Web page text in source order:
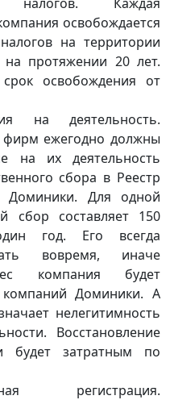
освобождается
на территории
протяжении 20 лет.
освобождения от
на деятельность.
ежегодно должны
на их деятельность
сбора в Реестр
Доминики. Для одной
сбор составляет 150
год. Его всегда
вовремя, иначе
компания будет
Доминики. А
нелегитимность
Восстановление
будет затратным по
регистрация.